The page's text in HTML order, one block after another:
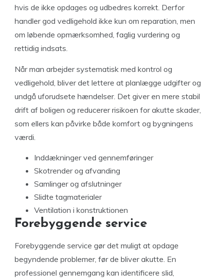
hvis de ikke opdages og udbedres korrekt. Derfor
handler god vedligehold ikke kun om reparation, men
om løbende opmærksomhed, faglig vurdering og
rettidig indsats.
Når man arbejder systematisk med kontrol og
vedligehold, bliver det lettere at planlægge udgifter og
undgå uforudsete hændelser. Det giver en mere stabil
drift af boligen og reducerer risikoen for akutte skader,
som ellers kan påvirke både komfort og bygningens
værdi.
Inddækninger ved gennemføringer
Skotrender og afvanding
Samlinger og afslutninger
Slidte tagmaterialer
Ventilation i konstruktionen
Forebyggende service
Forebyggende service gør det muligt at opdage
begyndende problemer, før de bliver akutte. En
professionel gennemgang kan identificere slid,